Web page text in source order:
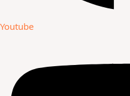
Youtube